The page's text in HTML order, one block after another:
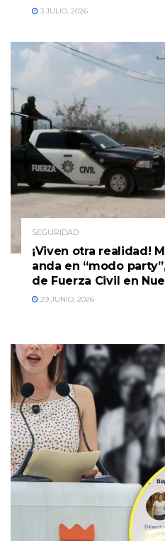
3 JULIO, 2026
SEGURIDAD
¡Viven otra realidad!
anda en “modo
de Fuerza Civil en
29 JUNIO, 2026